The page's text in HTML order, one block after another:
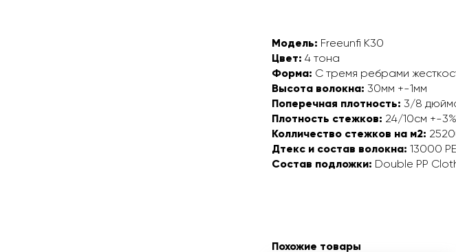
Модель: Freeunfi K30
Цвет: 4 тона
Форма: С тремя ребрами
Высота волокна: 30мм +-1мм
Поперечная плотность: 3/8
Плотность стежков: 24/10см +-3%
Колличество стежков на м2:
Дтекс и состав волокна: 13000
Состав подложки: Double PP
Похожие товары